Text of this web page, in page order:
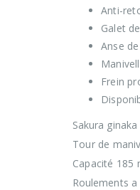
Anti-
Galet
Anse
Frein
Sakura
Tour de
Capacité 185
Roulements a